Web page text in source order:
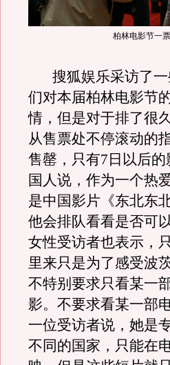
柏林电影节一
搜狐娱乐采访了
们对本届柏林电影节
情，但是对于排了很
从售票处不停滚动的
售罄，只有7 日以后
国人说，作为一个热
是中国影片《东北东
他会排队看看是否可
女性受访者也表示，
里来只是为了感受波
不特别要求只看某一
影。不要求看某一部
一位受访者说，她是
不同的国家，只能在